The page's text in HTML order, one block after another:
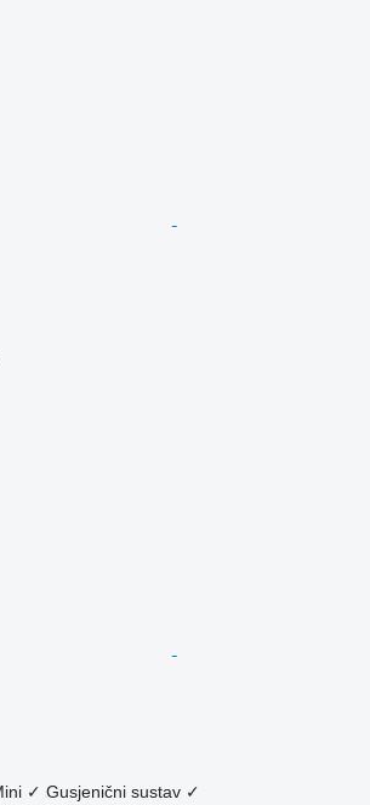
✓ Gusjenični sustav ✓